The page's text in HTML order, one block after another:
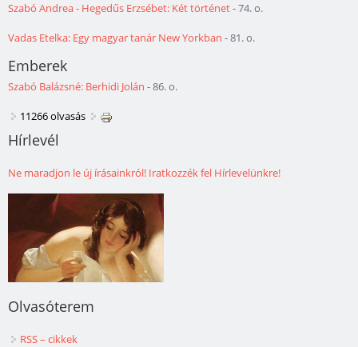
Szabó Andrea - Hegedűs Erzsébet: Két történet- 74. o.
Vadas Etelka: Egy magyar tanár New Yorkban - 81. o.
Emberek
Szabó Balázsné: Berhidi Jolán - 86. o.
11266 olvasás
Hírlevél
Ne maradjon le új írásainkról! Iratkozzék fel Hírlevelünkre!
Olvasóterem
RSS – cikkek